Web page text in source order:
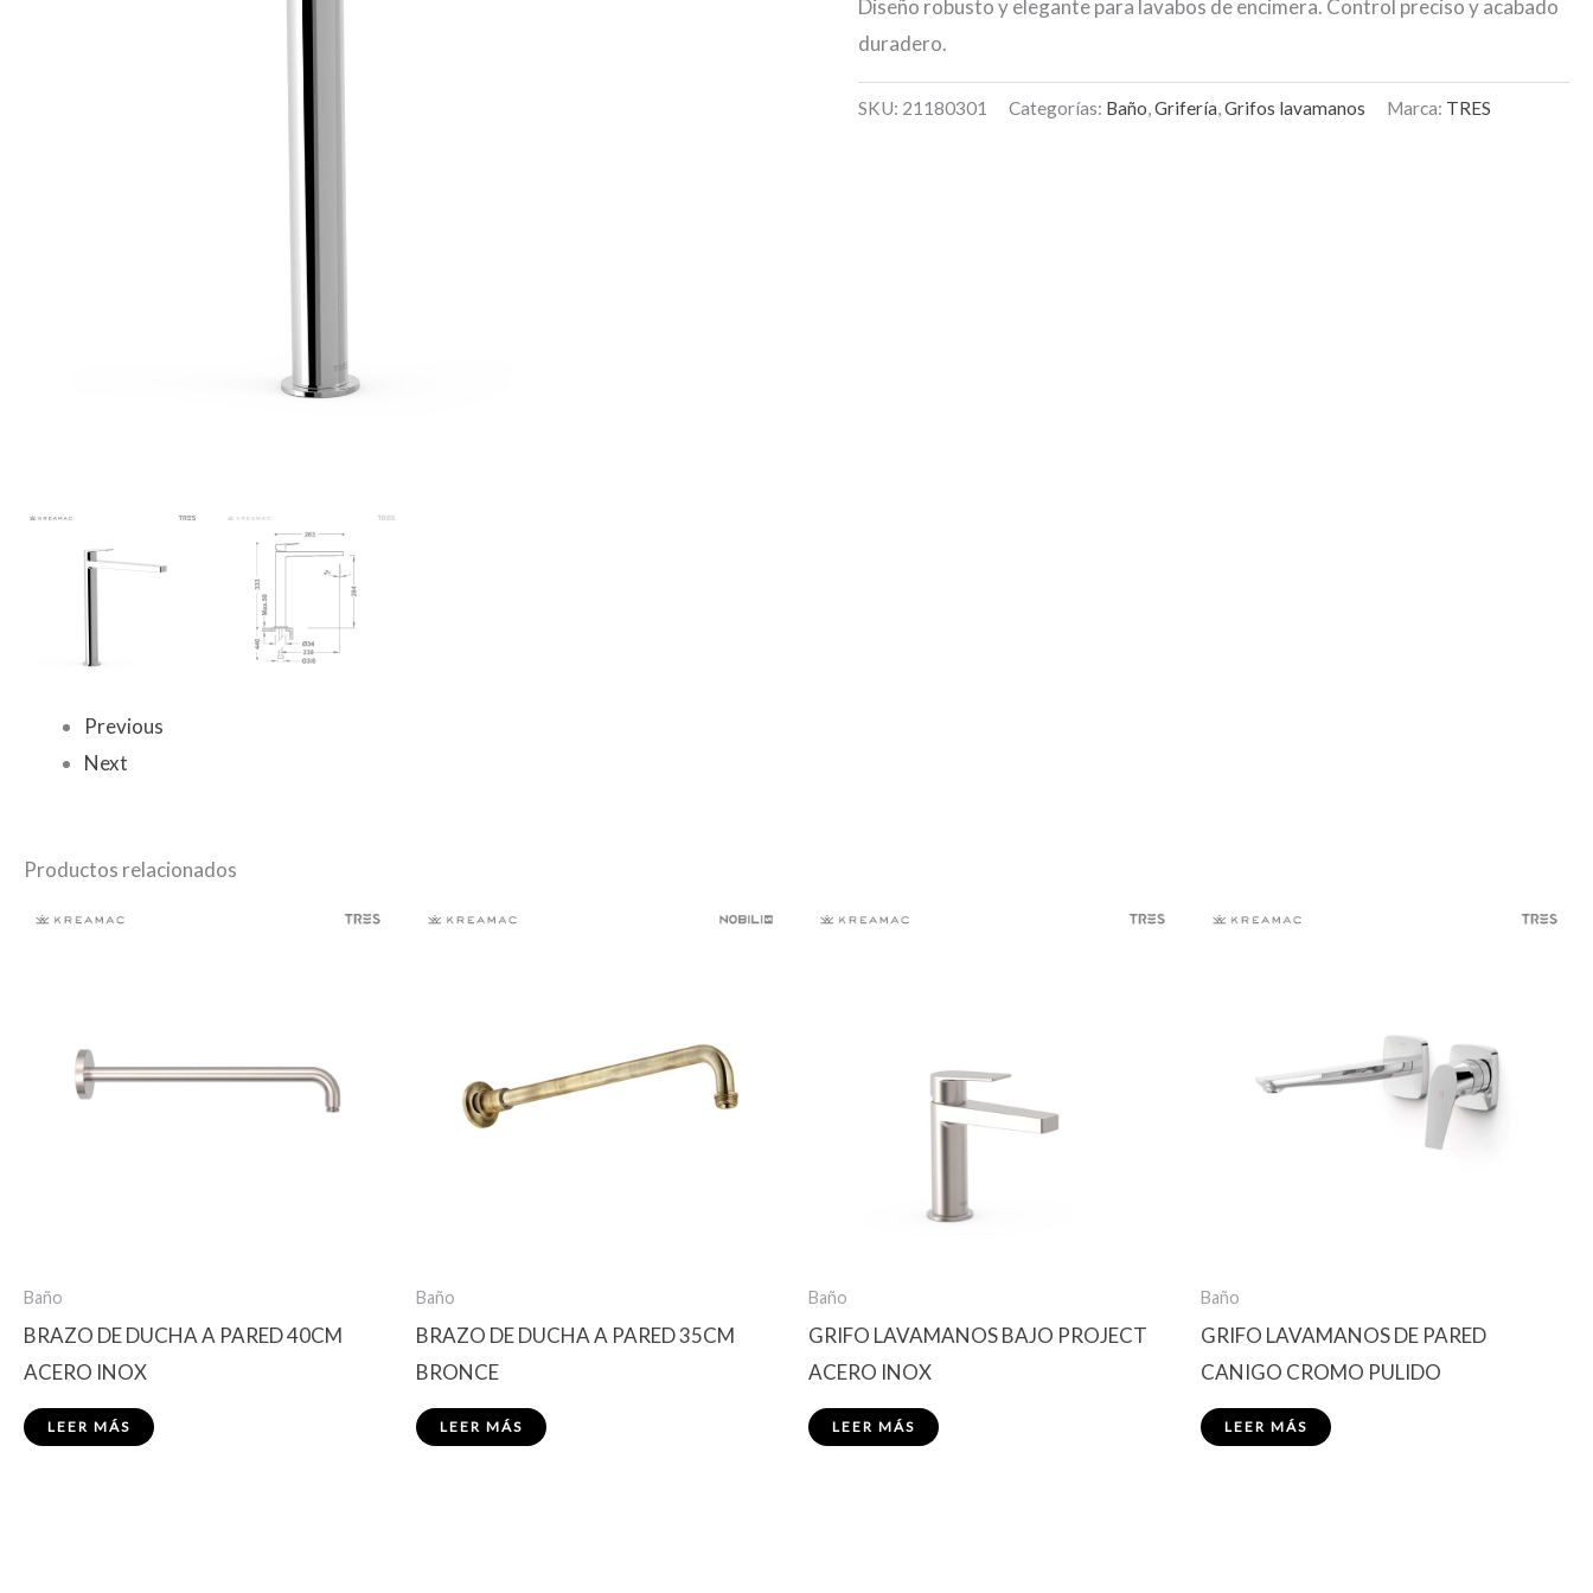
Previous
Next
Diseño robusto y elegante para lavabos de encimera. Control preciso y acabado
duradero.
SKU: 21180301 Categorías: Baño,Grifería,Grifos lavamanos Marca: TRES
Productos relacionados
Baño
BRAZO DE DUCHA A PARED 40CM
ACERO INOX
LEER MÁS
Baño
BRAZO DE DUCHA A PARED 35CM
BRONCE
LEER MÁS
Baño
GRIFO LAVAMANOS BAJO PROJECT
ACERO INOX
LEER MÁS
Baño
GRIFO LAVAMANOS DE PARED
CANIGO CROMO PULIDO
LEER MÁS